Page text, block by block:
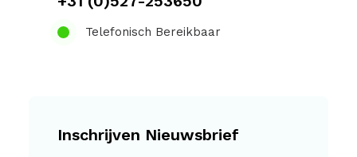
Telefonisch Bereikbaar
Inschrijven Nieuwsbrief